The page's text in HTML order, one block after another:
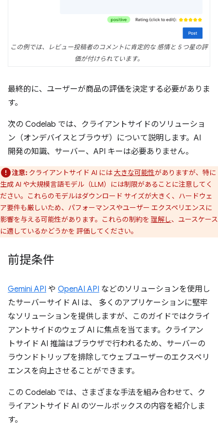
この例では、レビュー投稿者のコメントに肯定的な 感情と 5 つ星の評
価が付けられています。
最終的に、ユーザーが商品の評価を決定する必要がありま
す。
次の Codelab では、クライアントサイドのソリューショ
ン（オンデバイスとブラウザ）について説明します。AI
開発の知識、サーバー、API キーは必要ありません。
注意: クライアントサイド AI には大きな可能性がありますが、特に
生成 AI や大規模言語モデル（LLM）には制限があることに注意してく
ださい。これらのモデルはダウンロード サイズが大きく、ハードウェ
ア要件も厳しいため、パフォーマンスやユーザー エクスペリエンスに
影響を与える可能性があります。これらの制約を 理解し、ユースケース
に適しているかどうかを 評価してください。
前提条件
Gemini API や OpenAI API などのソリューションを使用し
たサーバーサイド AI は、 多くのアプリケーションに堅牢
なソリューションを提供しますが、このガイドではクライ
アントサイドのウェブ AI に焦点を当てます。クライアン
トサイド AI 推論はブラウザで行われるため、サーバーの
ラウンドトリップを排除してウェブユーザーのエクスペリ
エンスを向上させることができます。
この Codelab では、さまざまな手法を組み合わせて、ク
ライアントサイド AI のツールボックスの内容を紹介しま
す。